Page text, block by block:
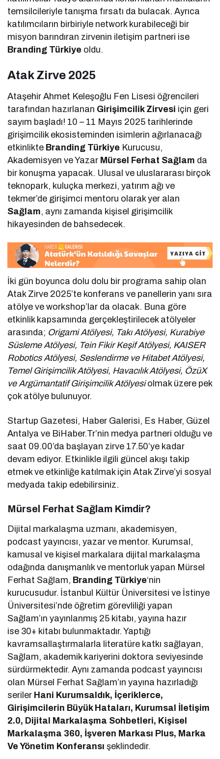
temsilcileriyle tanışma fırsatı da bulacak. Ayrıca
katılımcıların birbiriyle network kurabileceği bir
misyon barındıran zirvenin iletişim partneri ise
Branding Türkiye oldu.
Atak Zirve 2025
Ataşehir Ahmet Keleşoğlu Fen Lisesi öğrencileri
tarafından hazırlanan Girişimcilik Zirvesi için geri
sayım başladı! 10 – 11 Mayıs 2025 tarihlerinde
girişimcilik ekosisteminden isimlerin ağırlanacağı
etkinlikte Branding Türkiye Kurucusu,
Akademisyen ve Yazar Mürsel Ferhat Sağlam da
bir konuşma yapacak. Ulusal ve uluslararası birçok
teknopark, kuluçka merkezi, yatırım ağı ve
tekmer’de girişimci mentoru olarak yer alan
Sağlam, aynı zamanda kişisel girişimcilik
hikayesinden de bahsedecek.
İki gün boyunca dolu dolu bir programa sahip olan
Atak Zirve 2025’te konferans ve panellerin yanı sıra
atölye ve workshop’lar da olacak. Buna göre
etkinlik kapsamında gerçekleştirilecek atölyeler
arasında; Origami Atölyesi, Takı Atölyesi, Kurabiye
Süsleme Atölyesi, Tein Fikir Keşif Atölyesi, KAISER
Robotics Atölyesi, Seslendirme ve Hitabet Atölyesi,
Temel Girişimcilik Atölyesi, Havacılık Atölyesi, ÖzüX
ve Argümantatif Girişimcilik Atölyesiolmak üzere pek
çok atölye bulunuyor.
Startup Gazetesi, Haber Galerisi, Es Haber, Güzel
Antalya ve BiHaber.Tr’nin medya partneri olduğu ve
saat 09.00’da başlayan zirve 17.50’ye kadar
devam ediyor. Etkinlikle ilgili güncel akışı takip
etmek ve etkinliğe katılmak için Atak Zirve’yi sosyal
medyada takip edebilirsiniz.
Mürsel Ferhat Sağlam Kimdir?
Dijital markalaşma uzmanı, akademisyen,
podcast yayıncısı, yazar ve mentor. Kurumsal,
kamusal ve kişisel markalara dijital markalaşma
odağında danışmanlık ve mentorluk yapan Mürsel
Ferhat Sağlam, Branding Türkiye‘nin
kurucusudur. İstanbul Kültür Üniversitesi ve İstinye
Üniversitesi’nde öğretim görevliliği yapan
Sağlam’ın yayınlanmış 25 kitabı, yayına hazır
ise 30+ kitabı bulunmaktadır. Yaptığı
kavramsallaştırmalarla literatüre katkı sağlayan,
Sağlam, akademik kariyerini doktora seviyesinde
sürdürmektedir. Aynı zamanda podcast yayıncısı
olan Mürsel Ferhat Sağlam’ın yayına hazırladığı
seriler Hani Kurumsaldık, İçeriklerce,
Girişimcilerin Büyük Hataları, Kurumsal İletişim
2.0, Dijital Markalaşma Sohbetleri, Kişisel
Markalaşma 360, İşveren Markası Plus, Marka
Ve Yönetim Konferansı şeklindedir.